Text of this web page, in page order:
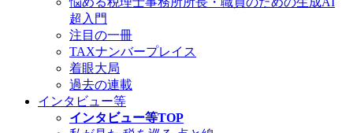
超入門
注目の一冊
TAXナンバープレイス
着眼大局
過去の連載
インタビュー等
インタビュー等TOP